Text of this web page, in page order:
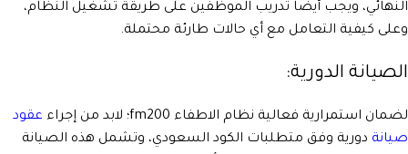
النهائي، ويجب أيضًا تدريب الموظفين على طريقة تشغيل النظام،
وعلى كيفية التعامل مع أي حالات طارئة محتملة.
الصيانة الدورية:
لضمان استمرارية فعالية نظام الاطفاء fm200؛ لابد من إجراء
عقود
صيانة دورية وفق متطلبات الكود السعودي، وتشمل هذه الصيانة